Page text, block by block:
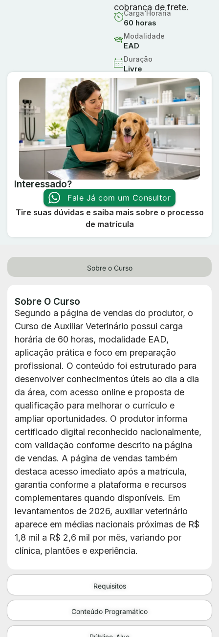
cobrança de frete.
Carga Horária
60 horas
Modalidade
EAD
Duração
Livre
Interessado?
Fale Já com um Consultor
Tire suas dúvidas e saiba mais sobre o processo
de matrícula
Sobre o Curso
Requisitos
Conteúdo Programático
Sobre O Curso
Segundo a página de vendas do produtor, o
Curso de Auxiliar Veterinário possui carga
horária de 60 horas, modalidade EAD,
aplicação prática e foco em preparação
profissional. O conteúdo foi estruturado para
desenvolver conhecimentos úteis ao dia a dia
da área, com acesso online e proposta de
qualificação para melhorar o currículo e
ampliar oportunidades. O produtor informa
certificado digital reconhecido nacionalmente,
com validação conforme descrito na página
de vendas. A página de vendas também
destaca acesso imediato após a matrícula,
garantia conforme a plataforma e recursos
complementares quando disponíveis. Em
levantamentos de 2026, auxiliar veterinário
aparece em médias nacionais próximas de R$
1,8 mil a R$ 2,6 mil por mês, variando por
clínica, plantões e experiência.